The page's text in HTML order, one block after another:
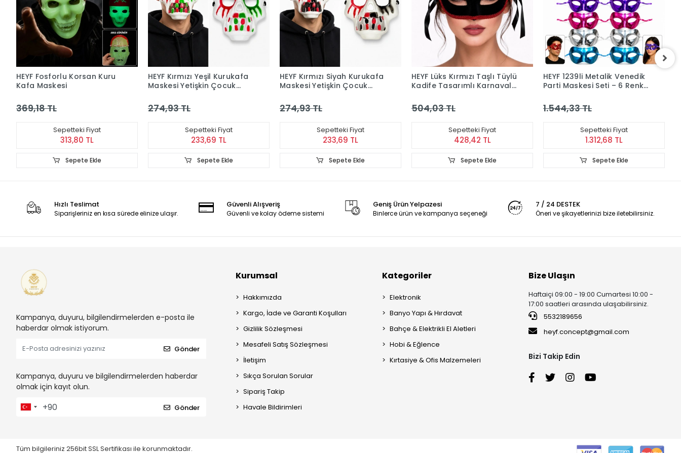
HEYF Fosforlu Korsan Kuru
Kafa Maskesi
369,18 TL
Sepetteki Fiyat
313,80 TL
Sepete Ekle
HEYF Kırmızı Yeşil Kurukafa
Maskesi Yetişkin Çocuk
274,93 TL
Sepetteki Fiyat
233,69 TL
Sepete Ekle
HEYF Kırmızı Siyah Kurukafa
Maskesi Yetişkin Çocuk
274,93 TL
Sepetteki Fiyat
233,69 TL
Sepete Ekle
HEYF Lüks Kırmızı Taşlı Tüylü
Kadife Tasarımlı Karnaval
504,03 TL
Sepetteki Fiyat
428,42 TL
Sepete Ekle
HEYF 1239li Metalik Venedik
Parti Maskesi Seti – 6 Renk
1.544,33 TL
Sepetteki Fiyat
1.312,68 TL
Sepete Ekle
Hızlı Teslimat
Siparişleriniz en kısa sürede elinize ulaşır.
Güvenli Alışveriş
Güvenli ve kolay ödeme sistemi
Geniş Ürün Yelpazesi
Binlerce ürün ve kampanya seçeneği
7 / 24 DESTEK
Öneri ve şikayetlerinizi bize iletebilirsiniz.
Kampanya, duyuru, bilgilendirmelerden e-posta ile
haberdar olmak istiyorum.
Gönder
Kampanya, duyuru ve bilgilendirmelerden haberdar
olmak için kayıt olun.
Gönder
Kurumsal
Hakkımızda
Kargo, İade ve Garanti Koşulları
Gizlilik Sözleşmesi
Mesafeli Satış Sözleşmesi
İletişim
Sıkça Sorulan Sorular
Sipariş Takip
Havale Bildirimleri
Kategoriler
Elektronik
Banyo Yapı & Hırdavat
Bahçe & Elektrikli El Aletleri
Hobi & Eğlence
Kırtasiye & Ofis Malzemeleri
Bize Ulaşın
Haftaiçi 09:00 - 19:00 Cumartesi 10:00 -
17:00 saatleri arasında ulaşabilirsiniz.
5532189656
heyf.concept@gmail.com
Bizi Takip Edin
Tüm bilgileriniz 256bit SSL Sertifikası ile korunmaktadır.